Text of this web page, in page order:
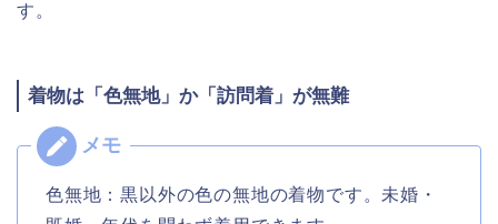
す。
着物は「色無地」か「訪問着」が無難
色無地：黒以外の色の無地の着物です。未婚・